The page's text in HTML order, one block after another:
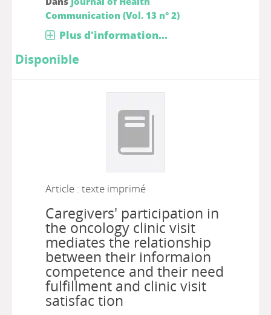
Communication (Vol. 13 n° 2)
Plus d'information...
Disponible
Article : texte imprimé
Caregivers' participation in
the oncology clinic visit
mediates the relationship
between their informaion
competence and their need
fulfillment and clinic visit
satisfac tion